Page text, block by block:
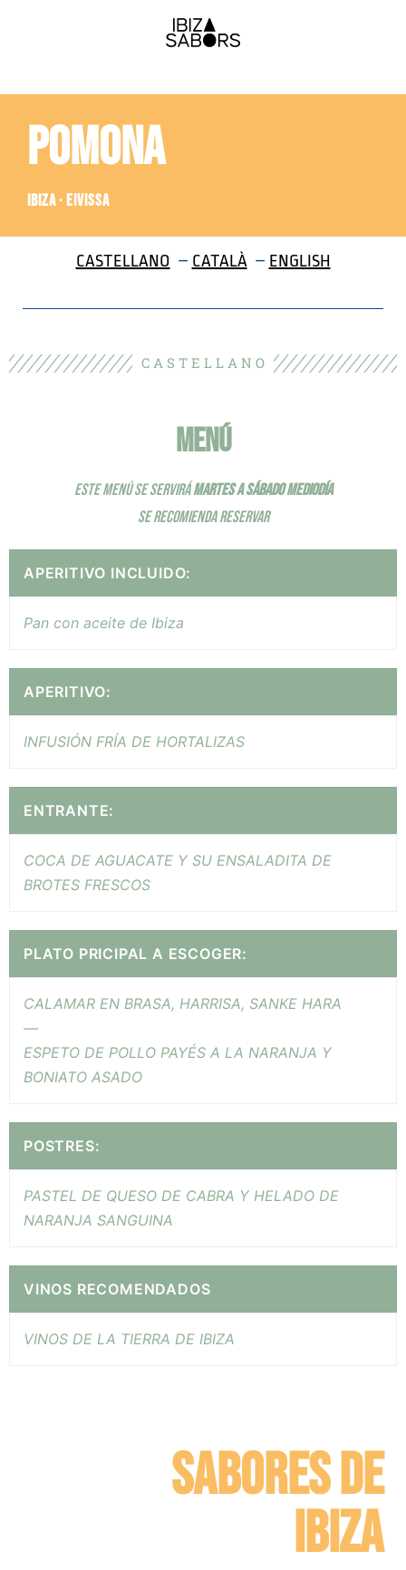
POMONA
IBIZA · EIVISSA
CASTELLANO – CATALÀ– ENGLISH
C A S T E L L A N O
MENÚ
ESTE MENÚ SE SERVIRÁMARTES A SÁBADO MEDIODÍA
SE RECOMIENDA RESERVAR
APERITIVO INCLUIDO:
Pan con aceite de Ibiza
APERITIVO:
INFUSIÓN FRÍA DE HORTALIZAS
ENTRANTE:
COCA DE AGUACATE Y SU ENSALADITA DE
BROTES FRESCOS
PLATO PRICIPAL A ESCOGER:
CALAMAR EN BRASA, HARRISA, SANKE HARA
—
ESPETO DE POLLO PAYÉS A LA NARANJA Y
BONIATO ASADO
POSTRES:
PASTEL DE QUESO DE CABRA Y HELADO DE
NARANJA SANGUINA
VINOS RECOMENDADOS
VINOS DE LA TIERRA DE IBIZA
SABORES DE
IBIZA